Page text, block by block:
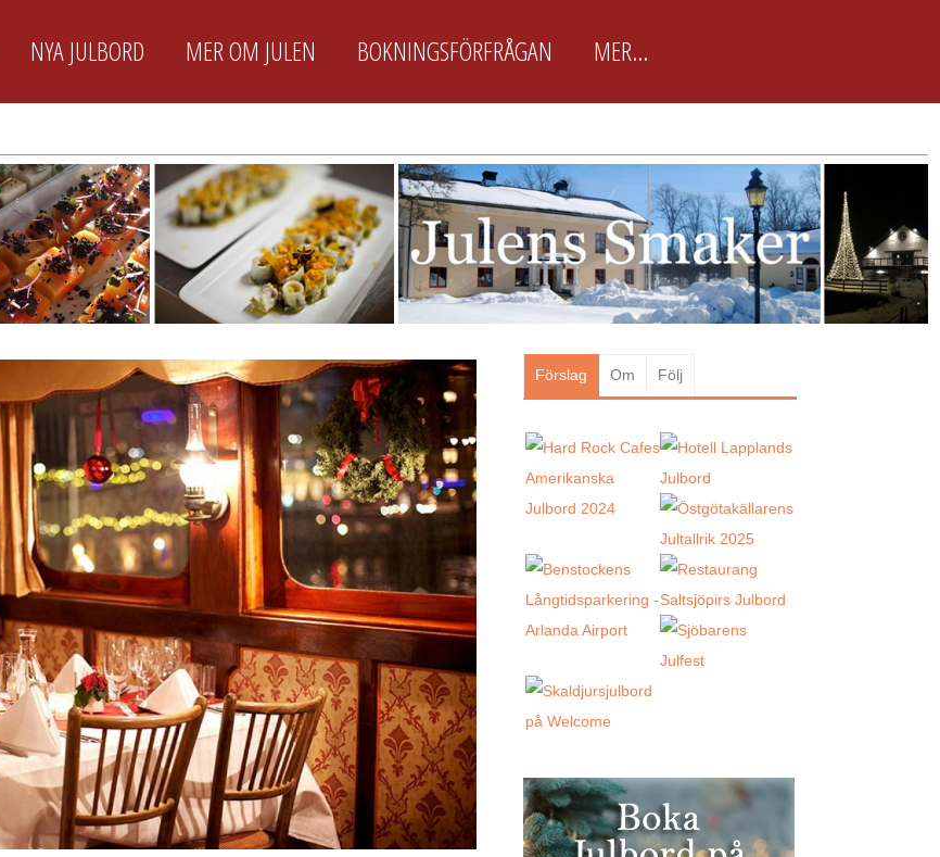
NYA JULBORD MER OM JULEN BOKNINGSFÖRFRÅGAN MER...
Förslag Om Följ
lättanvänd JulbordsGuide för
arbetsplatser & företag som snabbt
vill boka Julbordet som passar just
dem. Här finns ca 100 utvalda
Julbordsarrangörer...